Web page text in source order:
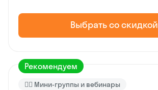
Выбрать со скидкой
Рекомендуем
🙋‍♂️ Мини-группы и вебинары